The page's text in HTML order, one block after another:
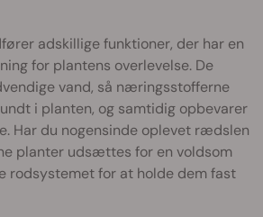
adskillige funktioner, der har en
for plantens overlevelse. De
vand, så næringsstofferne
i planten, og samtidig opbevarer
Har du nogensinde oplevet rædslen
planter udsættes for en voldsom
rodsystemet for at holde dem fast